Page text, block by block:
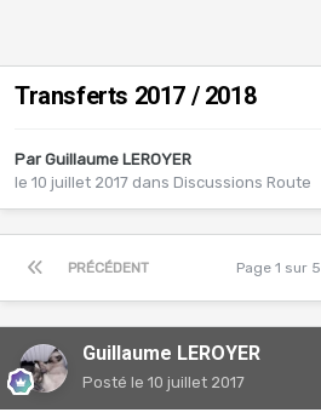
Transferts 2017 / 2018
Par Guillaume LEROYER
le 10 juillet 2017 dans Discussions Route
PRÉCÉDENT Page 1 sur 5
Guillaume LEROYER
Posté le 10 juillet 2017